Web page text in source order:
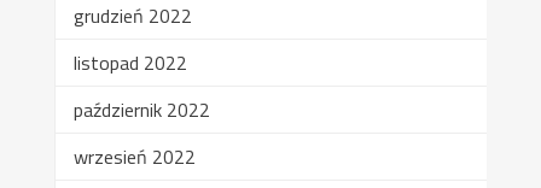
grudzień 2022
listopad 2022
październik 2022
wrzesień 2022